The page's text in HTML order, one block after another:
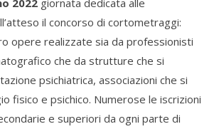
il concorso di cortometraggi:
opere realizzate sia da professionisti
che da strutture che si
psichiatrica, associazioni che si
fisico e psichico. Numerose le iscrizioni
e superiori da ogni parte di